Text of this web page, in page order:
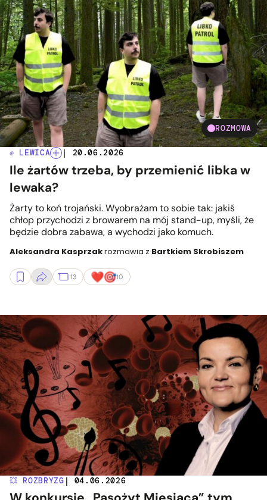
ROZMOWA
✊ LEWICA | 20.06.2026
Ile żartów trzeba, by przemienić libka w
lewaka?
Żarty to koń trojański. Wyobrażam to sobie tak: jakiś
chłop przychodzi z browarem na mój stand-up, myśli, że
będzie dobra zabawa, a wychodzi jako komuch.
Aleksandra Kasprzakrozmawia z Bartkiem Skrobiszem
13 10
💥 ROZBRYZG | 04.06.2026